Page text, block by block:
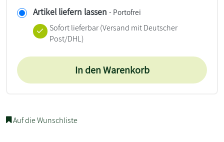
Artikel liefern lassen - Portofrei
Sofort lieferbar(Versand mit Deutscher
Post/DHL)
In den Warenkorb
Auf die Wunschliste